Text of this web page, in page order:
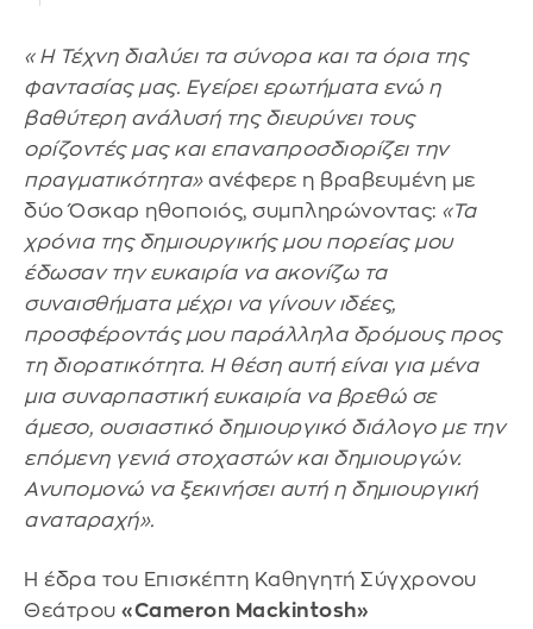
«Η Τέχνη διαλύει τα σύνορα και τα όρια της
φαντασίας μας. Εγείρει ερωτήματα ενώ η
βαθύτερη ανάλυσή της διευρύνει τους
ορίζοντές μας και επαναπροσδιορίζει την
πραγματικότητα»ανέφερε η βραβευμένη με
δύο Όσκαρ ηθοποιός, συμπληρώνοντας: «Τα
χρόνια της δημιουργικής μου πορείας μου
έδωσαν την ευκαιρία να ακονίζω τα
συναισθήματα μέχρι να γίνουν ιδέες,
προσφέροντάς μου παράλληλα δρόμους προς
τη διορατικότητα. Η θέση αυτή είναι για μένα
μια συναρπαστική ευκαιρία να βρεθώ σε
άμεσο, ουσιαστικό δημιουργικό διάλογο με την
επόμενη γενιά στοχαστών και δημιουργών.
Ανυπομονώ να ξεκινήσει αυτή η δημιουργική
αναταραχή».
Η έδρα του Επισκέπτη Καθηγητή Σύγχρονου
Θεάτρου «Cameron Mackintosh»